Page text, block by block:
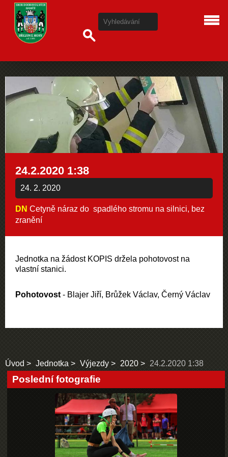
24.2.2020 1:38
24. 2. 2020
DN Cetyně náraz do spadlého stromu na silnici, bez
zranění
Jednotka na žádost KOPIS držela pohotovost na
vlastní stanici.
Pohotovost - Blajer Jiří, Brůžek Václav, Černý Václav
Úvod Jednotka Výjezdy 2020 24.2.2020 1:38
Poslední fotografie